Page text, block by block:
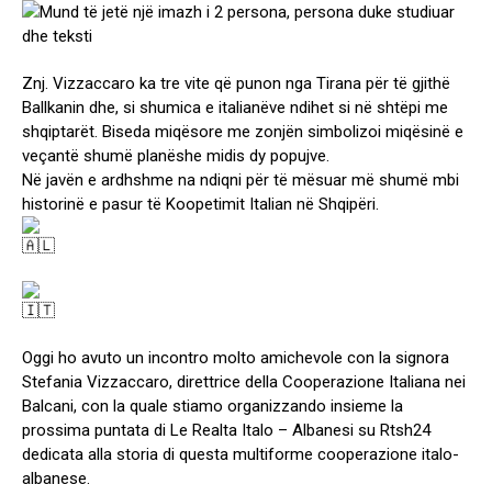
Znj. Vizzaccaro ka tre vite që punon nga Tirana për të gjithë
Ballkanin dhe, si shumica e italianëve ndihet si në shtëpi me
shqiptarët. Biseda miqësore me zonjën simbolizoi miqësinë e
veçantë shumë planëshe midis dy popujve.
Në javën e ardhshme na ndiqni për të mësuar më shumë mbi
historinë e pasur të Koopetimit Italian në Shqipëri.
Oggi ho avuto un incontro molto amichevole con la signora
Stefania Vizzaccaro, direttrice della Cooperazione Italiana nei
Balcani, con la quale stiamo organizzando insieme la
prossima puntata di Le Realta Italo – Albanesi su Rtsh24
dedicata alla storia di questa multiforme cooperazione italo-
albanese.